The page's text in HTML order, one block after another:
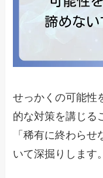
せっかくの可能性
的な対策を講じる
「稀有に終わら
いて深掘りします。